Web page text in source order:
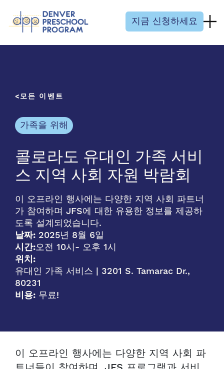
지금 신청하세요
모든 이벤트
가족을 위해
콜로라도 유대인 가족 서비
스 지역 사회 자원 박람회
이 오프라인 행사에는 다양한 지역 사회 파트너
가 참여하며 JFS에 대한 유용한 정보를 제공하
도록 설계되었습니다.
날짜: 2025년 8월 6일
시간:오전 10시- 오후 1시
위치:
유대인 가족 서비스 | 3201 S. Tamarac Dr.,
80231
비용: 무료!
이 오프라인 행사에는 다양한 지역 사회 파